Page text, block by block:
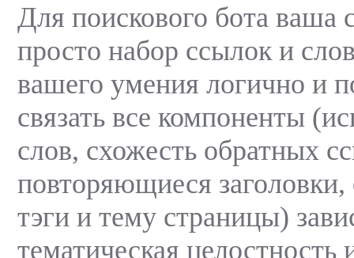
Для поискового бота ваша
просто набор ссылок и
вашего умения логично и
связать все компоненты
слов, схожесть обратных
повторяющиеся
тэги и тему страницы)
тематическая целостность